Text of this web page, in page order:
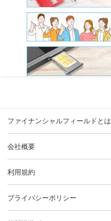
ファイナンシャルフィールドとは
会社概要
利用規約
プライバシーポリシー